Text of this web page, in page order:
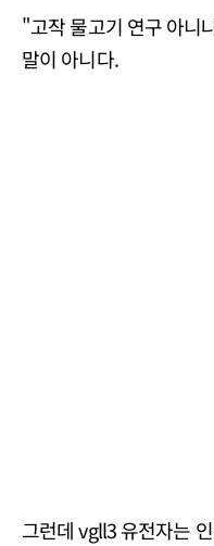
"고작 물고기 연구 아니
말이 아니다.
그런데 vgll3 유전자는